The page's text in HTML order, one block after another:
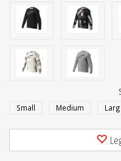
Small Medium